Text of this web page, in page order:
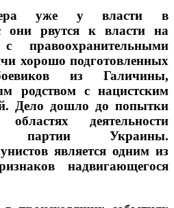
уже у власти в
они рвутся к власти на
правоохранительными
хорошо подготовленных
из Галичины,
родством с нацистским
Дело дошло до попытки
деятельности
партии Украины.
является одним из
надвигающегося